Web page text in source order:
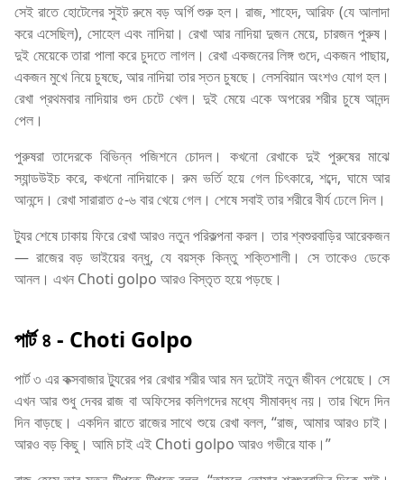
সেই রাতে হোটেলের সুইট রুমে বড় অর্গি শুরু হল। রাজ, শাহেদ, আরিফ (যে আলাদা
করে এসেছিল), সোহেল এবং নাদিয়া। রেখা আর নাদিয়া দুজন মেয়ে, চারজন পুরুষ।
দুই মেয়েকে তারা পালা করে চুদতে লাগল। রেখা একজনের লিঙ্গ গুদে, একজন পাছায়,
একজন মুখে নিয়ে চুষছে, আর নাদিয়া তার স্তন চুষছে। লেসবিয়ান অংশও যোগ হল।
রেখা প্রথমবার নাদিয়ার গুদ চেটে খেল। দুই মেয়ে একে অপরের শরীর চুষে আনন্দ
পেল।
পুরুষরা তাদেরকে বিভিন্ন পজিশনে চোদল। কখনো রেখাকে দুই পুরুষের মাঝে
স্যান্ডউইচ করে, কখনো নাদিয়াকে। রুম ভর্তি হয়ে গেল চিৎকারে, শব্দে, ঘামে আর
আনন্দে। রেখা সারারাত ৫-৬ বার খেয়ে গেল। শেষে সবাই তার শরীরে বীর্য ঢেলে দিল।
ট্যুর শেষে ঢাকায় ফিরে রেখা আরও নতুন পরিকল্পনা করল। তার শ্বশুরবাড়ির আরেকজন
— রাজের বড় ভাইয়ের বন্ধু, যে বয়স্ক কিন্তু শক্তিশালী। সে তাকেও ডেকে
আনল। এখন Choti golpo আরও বিস্তৃত হয়ে পড়ছে।
পার্ট ৪ - Choti Golpo
পার্ট ৩ এর কক্সবাজার ট্যুরের পর রেখার শরীর আর মন দুটোই নতুন জীবন পেয়েছে। সে
এখন আর শুধু দেবর রাজ বা অফিসের কলিগদের মধ্যে সীমাবদ্ধ নয়। তার খিদে দিন
দিন বাড়ছে। একদিন রাতে রাজের সাথে শুয়ে রেখা বলল, “রাজ, আমার আরও চাই।
আরও বড় কিছু। আমি চাই এই Choti golpo আরও গভীরে যাক।”